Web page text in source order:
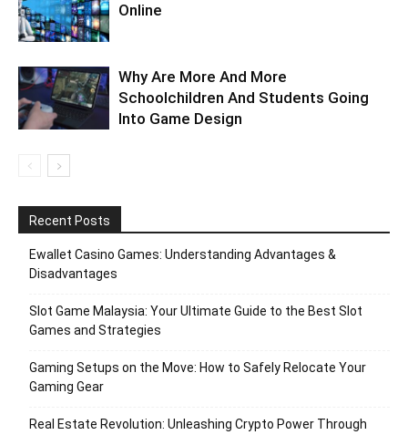
Online
Why Are More And More
Schoolchildren And Students Going
Into Game Design
Recent Posts
Ewallet Casino Games: Understanding Advantages &
Disadvantages
Slot Game Malaysia: Your Ultimate Guide to the Best Slot
Games and Strategies
Gaming Setups on the Move: How to Safely Relocate Your
Gaming Gear
Real Estate Revolution: Unleashing Crypto Power Through